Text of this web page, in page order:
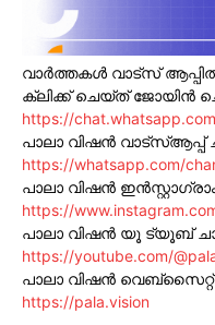
വാർത്തകൾ വാട്സ്
ക്ലിക്ക് ചെയ്ത് ജോയിൻ
https://
പാലാ വിഷൻ വാട്സ്ആപ്പ്
https://whatsapp.com/
പാലാ വിഷൻ
https://
പാലാ വിഷൻ യൂ ട്യൂബ്
https://youtube.com/
പാലാ വിഷൻ വെബ്സൈറ്റ്
https://pala.vision